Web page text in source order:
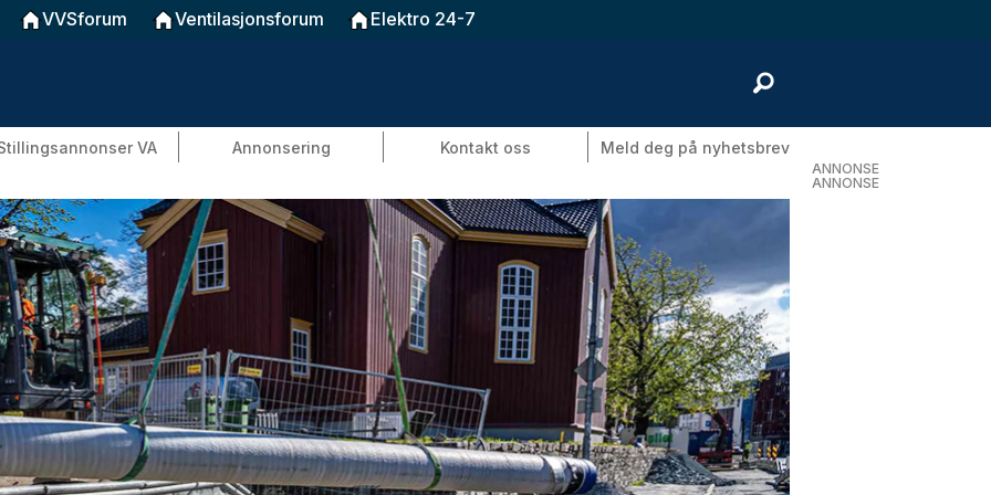
VVSforum Ventilasjonsforum Elektro 24-7
VA Annonsering Kontakt oss Meld deg på nyhetsbrev
ANNONSE
ANNONSE